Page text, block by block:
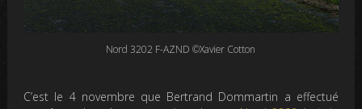
Nord 3202 F-AZND ©Xavier Cotton
C’est le 4 novembre que Bertrand Dommartin a effectué